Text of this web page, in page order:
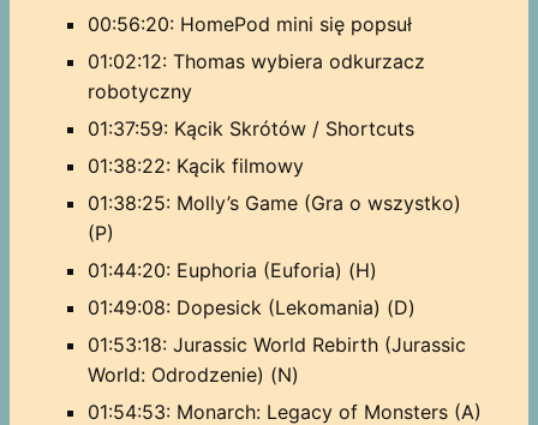
00:56:20: HomePod mini się popsuł
01:02:12: Thomas wybiera odkurzacz
robotyczny
01:37:59: Kącik Skrótów / Shortcuts
01:38:22: Kącik filmowy
01:38:25: Molly’s Game (Gra o wszystko)
(P)
01:44:20: Euphoria (Euforia) (H)
01:49:08: Dopesick (Lekomania) (D)
01:53:18: Jurassic World Rebirth (Jurassic
World: Odrodzenie) (N)
01:54:53: Monarch: Legacy of Monsters (A)